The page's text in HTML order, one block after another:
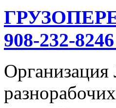
908-232-
Организация